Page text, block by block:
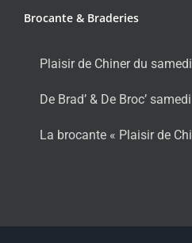
Brocante & Braderies
Plaisir de Chiner du
De Brad’ & De Broc’
La brocante « Plaisir de